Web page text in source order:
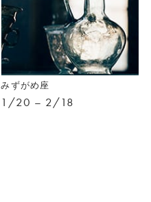
みずがめ座
1/20 – 2/18